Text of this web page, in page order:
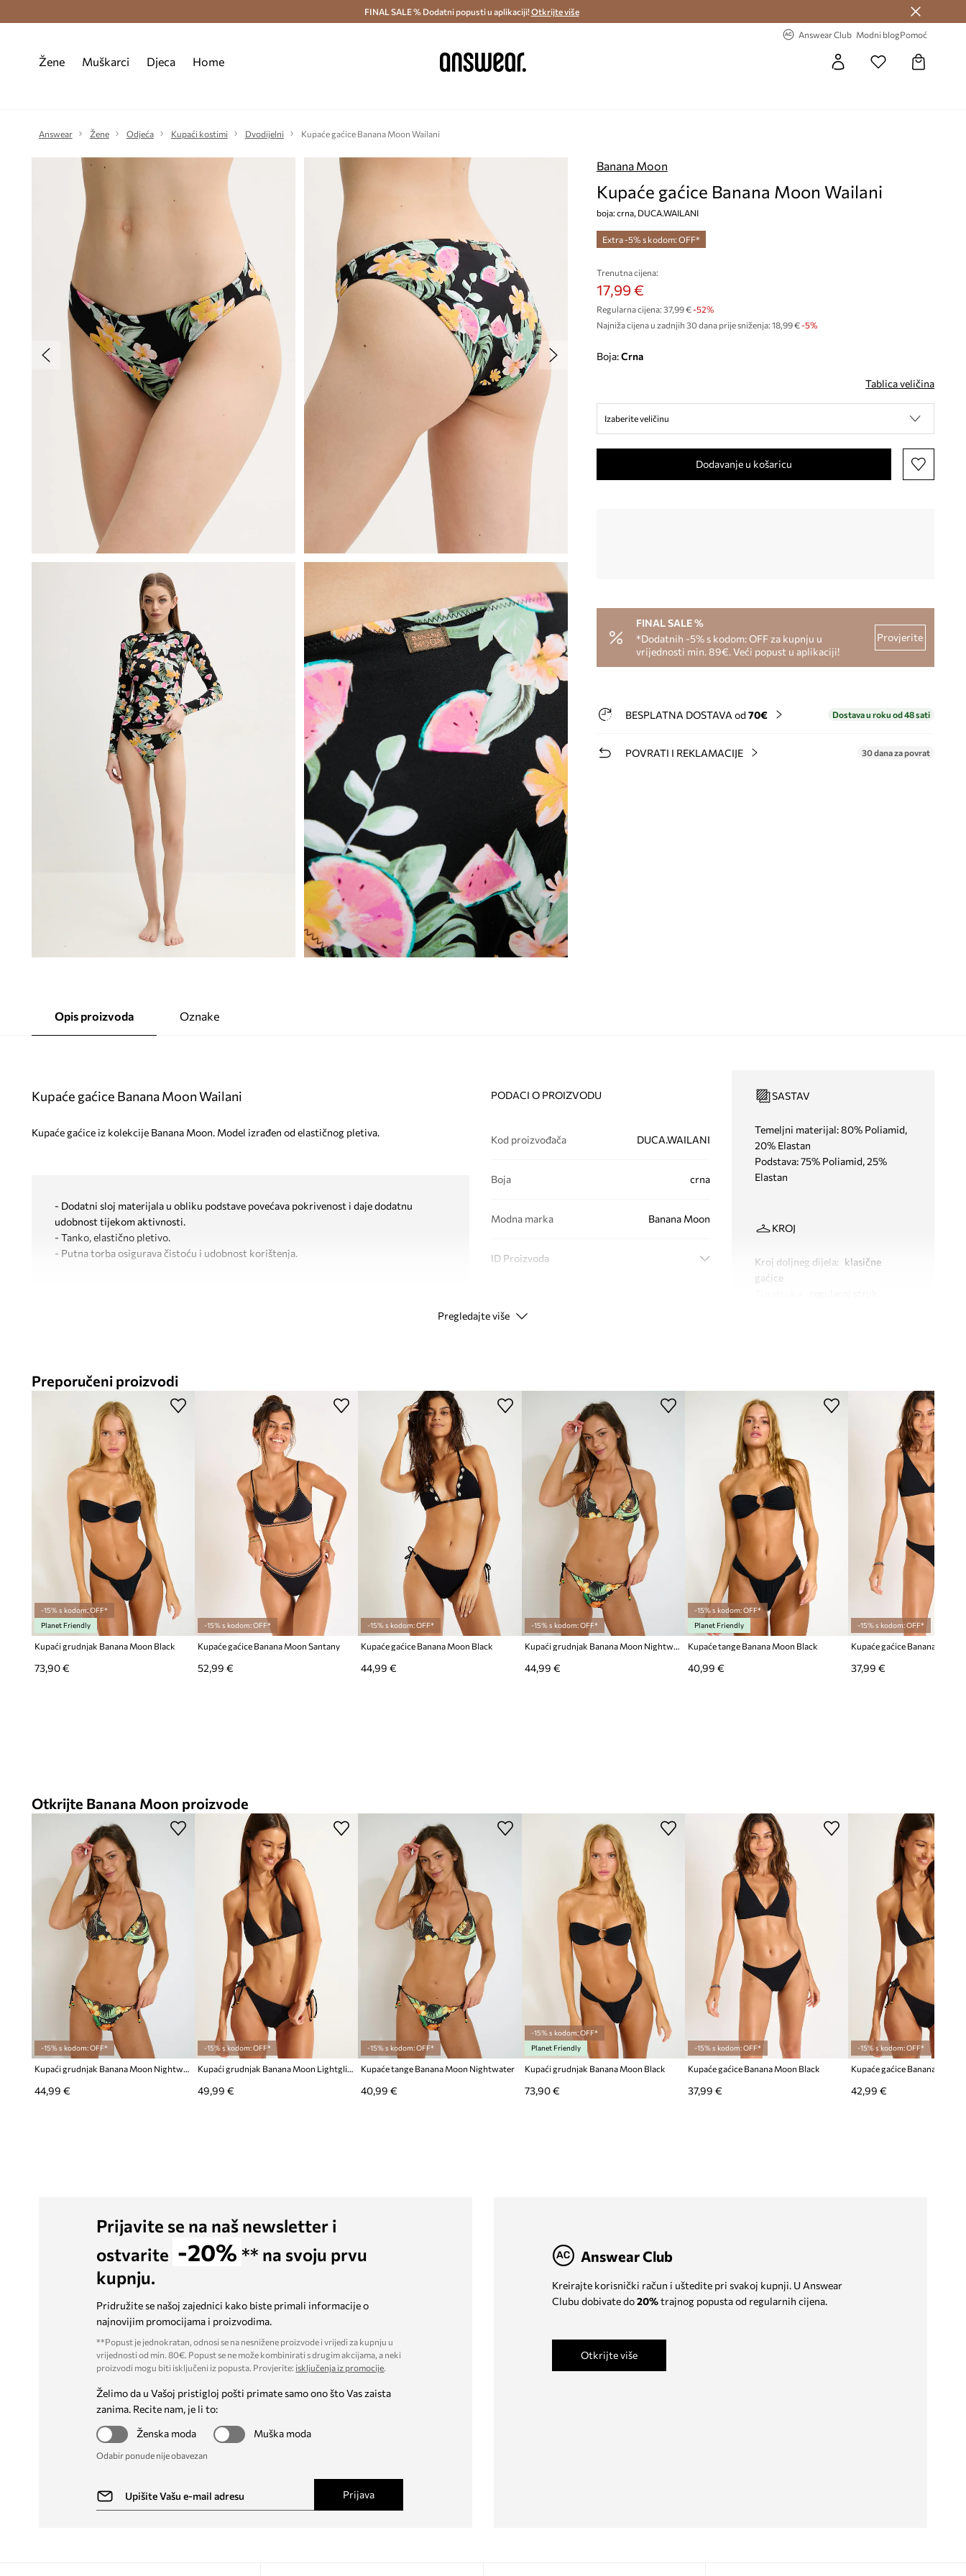
Besplatna dostava i povrat (od 70€) > Dostava u roku 48 sati >
FINAL SALE % Dodatni popusti u aplikaciji!Otkrijte više
Answear Club Modni blogPomoć
Žene Muškarci Djeca Home
Answear Žene Odjeća Kupaći kostimi Dvodijelni Kupaće gaćice Banana Moon Wailani
Banana Moon
Kupaće gaćice Banana Moon Wailani
boja: crna, DUCA.WAILANI
Extra -5% s kodom: OFF*
Trenutna cijena:
17,99 €
Regularna cijena: 37,99 €-52%
Najniža cijena u zadnjih 30 dana prije sniženja: 18,99 € -5%
Boja: crna
Tablica veličina
Izaberite veličinu
Dodavanje u košaricu
FINAL SALE %
*Dodatnih -5% s kodom: OFF za kupnju u
vrijednosti min. 89€. Veći popust u aplikaciji!
Provjerite
BESPLATNA DOSTAVA od 70€ Dostava u roku od 48 sati
POVRATI I REKLAMACIJE 30 dana za povrat
Opis proizvoda Oznake
Kupaće gaćice Banana Moon Wailani
Kupaće gaćice iz kolekcije Banana Moon. Model izrađen od elastičnog pletiva.
- Dodatni sloj materijala u obliku podstave povećava pokrivenost i daje dodatnu
udobnost tijekom aktivnosti.
- Tanko, elastično pletivo.
- Putna torba osigurava čistoću i udobnost korištenja.
PODACI O PROIZVODU
Kod proizvođača DUCA.WAILANI
Boja crna
Modna marka Banana Moon
ID Proizvoda
SASTAV
Temeljni materijal: 80% Poliamid,
20% Elastan
Podstava: 75% Poliamid, 25%
Elastan
KROJ
Kroj doljneg dijela: klasične
gaćice
cm i ima na sebi veličinu S
Standardna veličina
Preporučamo da odaberete veličinu koju
inače nosite.
Tablica veličina
Pregledajte više
Preporučeni proizvodi
-15% s kodom: OFF*
Planet Friendly
Kupaći grudnjak Banana Moon Black
73,90 €
-15% s kodom: OFF*
Kupaće gaćice Banana Moon Santany
52,99 €
-15% s kodom: OFF*
Kupaće gaćice Banana Moon Black
44,99 €
-15% s kodom: OFF*
Kupaći grudnjak Banana Moon Nightwater
44,99 €
-15% s kodom: OFF*
Planet Friendly
Kupaće tange Banana Moon Black
40,99 €
-15% s kodom: OFF*
Kupaće gaćice Banana Moon
37,99 €
Otkrijte Banana Moon proizvode
-15% s kodom: OFF*
Kupaći grudnjak Banana Moon Nightwater
44,99 €
-15% s kodom: OFF*
Kupaći grudnjak Banana Moon Lightglitter
49,99 €
-15% s kodom: OFF*
Kupaće tange Banana Moon Nightwater
40,99 €
-15% s kodom: OFF*
Planet Friendly
Kupaći grudnjak Banana Moon Black
73,90 €
-15% s kodom: OFF*
Kupaće gaćice Banana Moon Black
37,99 €
-15% s kodom: OFF*
42,99 €
Prijavite se na naš newsletter i
ostvarite -20% ** na svoju prvu
kupnju.
Pridružite se našoj zajednici kako biste primali informacije o
najnovijim promocijama i proizvodima.
**Popust je jednokratan, odnosi se na nesnižene proizvode i vrijedi za kupnju u
vrijednosti od min. 80€. Popust se ne može kombinirati s drugim akcijama, a neki
proizvodi mogu biti isključeni iz popusta. Provjerite: isključenja iz promocije
Želimo da u Vašoj pristigloj pošti primate samo ono što Vas zaista
zanima. Recite nam, je li to:
Ženska moda
Muška moda
Odabir ponude nije obavezan
Prijava
Answear Club
Kreirajte korisnički račun i uštedite pri svakoj kupnji. U Answear
Clubu dobivate do20%trajnog popusta od regularnih cijena.
Otkrijte više